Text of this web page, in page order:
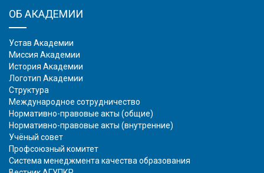
ОБ АКАДЕМИИ
Устав Академии
Миссия Академии
История Академии
Логотип Академии
Структура
Международное сотрудничество
Нормативно-правовые акты (общие)
Нормативно-правовые акты (внутренние)
Учёный совет
Профсоюзный комитет
Система менеджмента качества образования